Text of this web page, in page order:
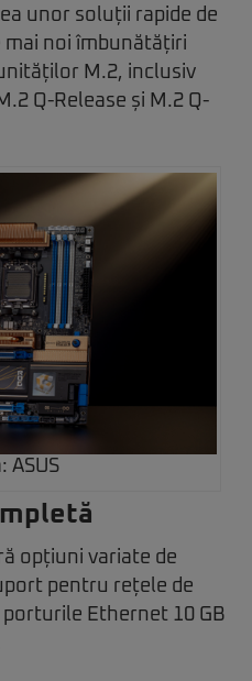
unor soluții rapide de
mai noi îmbunătățiri
M.2, inclusiv
Q-Release și M.2 Q-
ASUS
opțiuni variate de
pentru rețele de
Ethernet 10 GB